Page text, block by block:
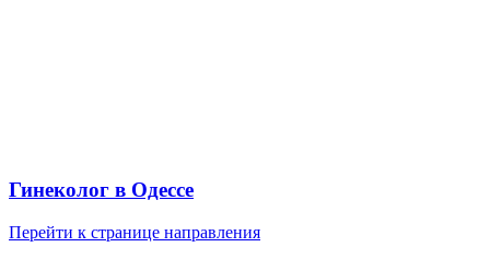
Гинеколог в Одессе
Перейти к странице направления